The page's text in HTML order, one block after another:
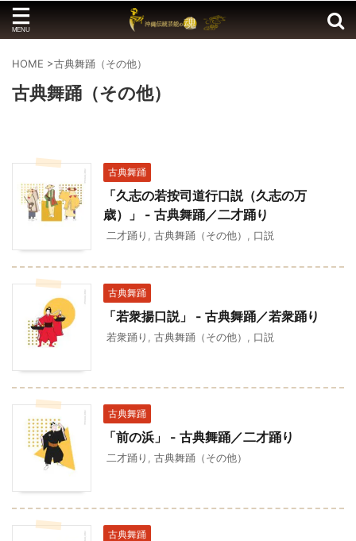
HOME >古典舞踊（その他）
古典舞踊（その他）
古典舞踊
「久志の若按司道行口説（久志の万
歳）」 - 古典舞踊／二才踊り
二才踊り 古典舞踊（その他） 口説
古典舞踊
「若衆揚口説」 - 古典舞踊／若衆踊り
若衆踊り 古典舞踊（その他） 口説
古典舞踊
「前の浜」 - 古典舞踊／二才踊り
二才踊り 古典舞踊（その他）
古典舞踊